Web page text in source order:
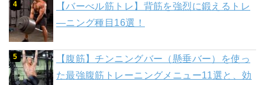
【バーべル筋トレ】背筋を強烈に鍛えるトレ
―ニング種目16選！
【腹筋】チンニングバー（懸垂バー）を使っ
た最強腹筋トレーニングメニュー11選と、効